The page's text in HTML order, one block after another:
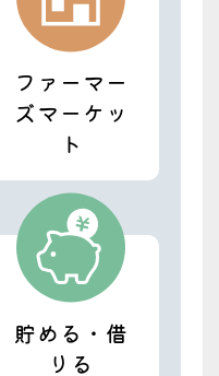
キャンペーン
JAカードのご利
ＪＡ静岡市初
開催
ファーマー
ズマーケッ
ト
貯める・借
りる